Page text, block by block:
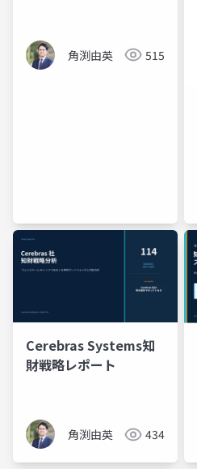
角渕由英 515
Cerebras Systems知
財戦略レポート
角渕由英 434